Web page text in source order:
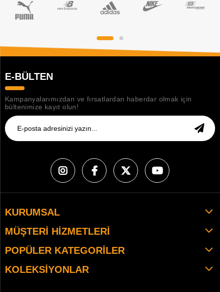
E-BÜLTEN
Kampanyalarımızdan ve fırsatlardan haberdar olmak için
bültenimize kayıt olun!
KURUMSAL
MÜŞTERI HIZMETLERI
POPÜLER KATEGORILER
KOLEKSIYONLAR